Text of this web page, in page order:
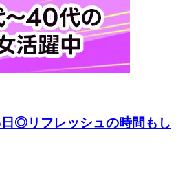
◎リフレッシュの時間もし